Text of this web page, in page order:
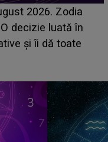
ASCUNS până
din Casa Iubirii
despre mama
iubesc pentru